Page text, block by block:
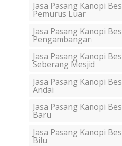
Jasa Pasang Kanopi
Pemurus Luar
Jasa Pasang Kanopi
Pengambangan
Jasa Pasang Kanopi
Seberang Mesjid
Jasa Pasang Kanopi
Andai
Jasa Pasang Kanopi
Baru
Jasa Pasang Kanopi
Bilu